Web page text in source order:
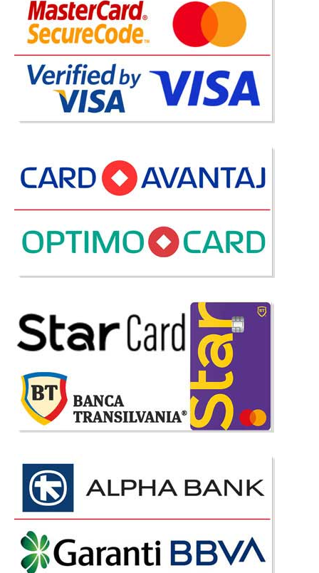
-12%
Copii Roz Portivo
Paturi Suprapuse Roz pentru Mobila Dormitor 2 Copii – Portivo – fete O
oferta ingenioasa in categoria de paturi supraetajate pentru copii o
reprezinta setul de doua paturi etajate Portivo ce ofera un concept smart
de mobila pentru dormitor copii cu patu..
Compara
Pret Redus 1.990 Lei
Stoc Epuizat - Indisponibil
Adauga la Favorite